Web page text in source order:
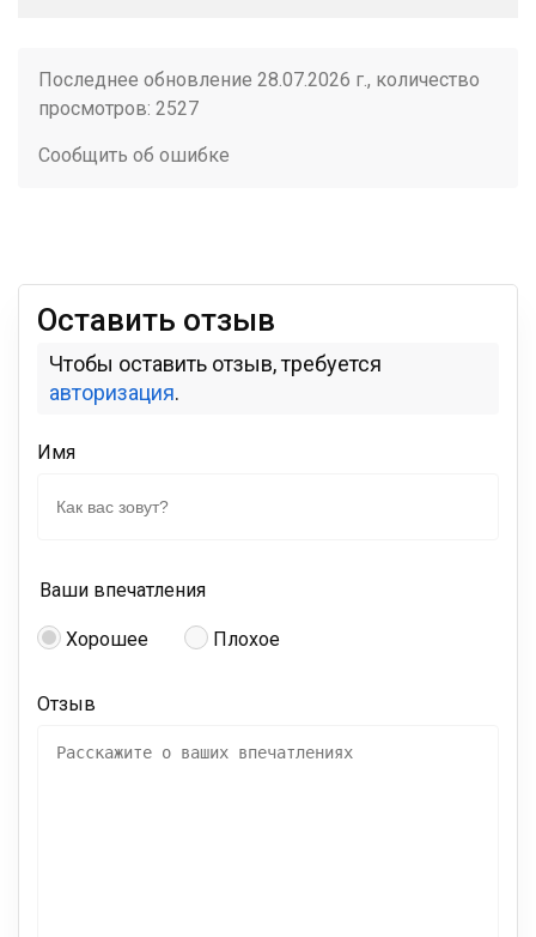
Последнее обновление 28.07.2026 г., количество
просмотров: 2527
Сообщить об ошибке
Оставить отзыв
Чтобы оставить отзыв, требуется
авторизация.
Имя
Ваши впечатления
Хорошее Плохое
Отзыв